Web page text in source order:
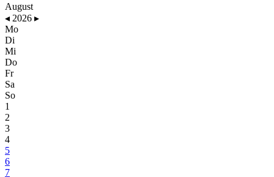
August
◂ 2026 ▸
Mo
Di
Mi
Do
Fr
Sa
So
1
2
3
4
5
6
7